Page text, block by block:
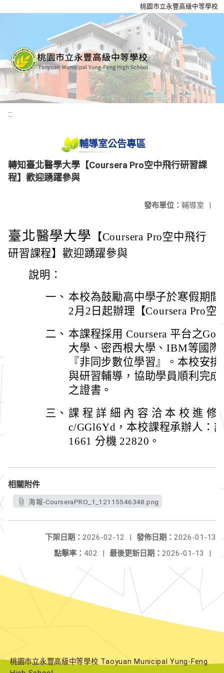
桃園市立永豐高級中等學校
:::
輔導室公告專區
轉知臺北醫學大學【Coursera Pro空中飛行研習課
程】歡迎踴躍參與
發布單位： 輔導室 |
臺北醫學大學 【Coursera Pro空中飛行
研習課程】歡迎踴躍參與
說明：
一、 本校為鼓勵高中學子於寒假期
2月2日起辦理【Coursera Pro
二、 本課程採用 Coursera 平台之
大學、密西根大學、IBM等國
『非同步數位學習』。本校安
與研習輔導，協助學員順利完
之證書。
三、 課 程 詳 細 內 容 洽 本 校 進 修
c/GGl6Yd，本校課程承辦人：
1661 分機 22820。
相關附件
海報-CourseraPRO_1_12115546348.png
發佈日期： 2026-01-13
下架日期： 2026-02-12
|
最後更新日期： 2026-01-13 |
點擊率： 402 |
桃園市立永豐高級中等學校 Taoyuan Municipal Yung-Feng